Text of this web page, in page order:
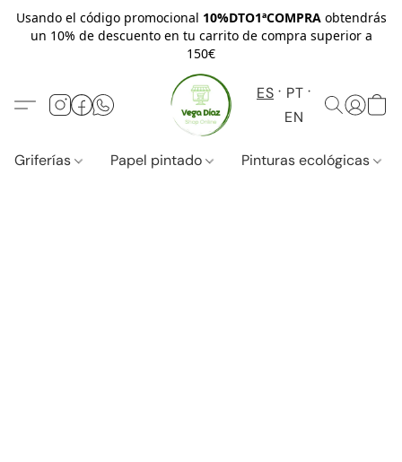
Usando el código promocional 10%DTO1ªCOMPRAobtendrás
un 10% de descuento en tu carrito de compra superior a
150€
ES
PT
EN
Griferías Papel pintado Pinturas ecológicas